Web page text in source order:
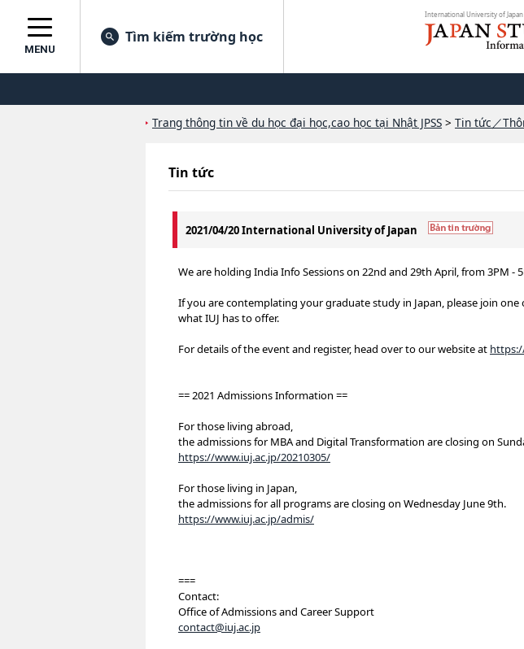
International University of Japan
MENU
Tìm kiếm trường học
Trang thông tin về du học đại học,cao học tại Nhật JPSS > Tin tức／
Tin tức
2021/04/20 International University of Japan
We are holding India Info Sessions on 22nd and 29th April, from 3PM -
If you are contemplating your graduate study in Japan, please join
what IUJ has to offer.
For details of the event and register, head over to our website at
== 2021 Admissions Information ==
For those living abroad,
the admissions for MBA and Digital Transformation are closing on
https://www.iuj.ac.jp/20210305/
For those living in Japan,
the admissions for all programs are closing on Wednesday June 9th.
https://www.iuj.ac.jp/admis/
===
Contact:
Office of Admissions and Career Support
contact@iuj.ac.jp